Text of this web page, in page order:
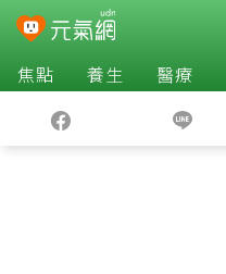
焦點 養生 醫療